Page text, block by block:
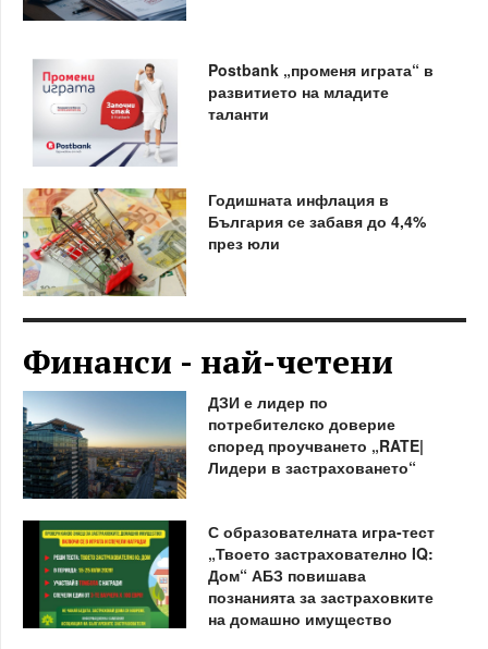
Postbank „променя играта“ в
развитието на младите
таланти
Годишната инфлация в
България се забавя до 4,4%
през юли
Финанси - най-четени
ДЗИ е лидер по
потребителско доверие
според проучването „RATE|
Лидери в застраховането“
С образователната игра-тест
„Твоето застрахователно IQ:
Дом“ АБЗ повишава
познанията за застраховките
на домашно имущество